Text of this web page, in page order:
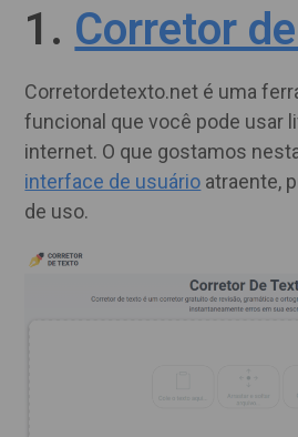
1. Corretor
Corretordetexto.net é uma
funcional que você pode usar
internet. O que gostamos
interface de usuário atraente,
de uso.